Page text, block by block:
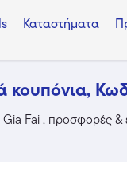
Καταστήματα
κουπόνια,
Fai , προσφορές &